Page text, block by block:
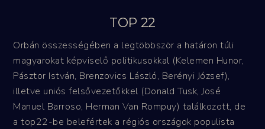
TOP 22
Orbán összességében a legtöbbször a határon túli
magyarokat képviselő politikusokkal (Kelemen Hunor,
Pásztor István, Brenzovics László, Berényi József),
illetve uniós felsővezetőkkel (Donald Tusk, José
Manuel Barroso, Herman Van Rompuy) találkozott, de
a top22-be belefértek a régiós országok populista